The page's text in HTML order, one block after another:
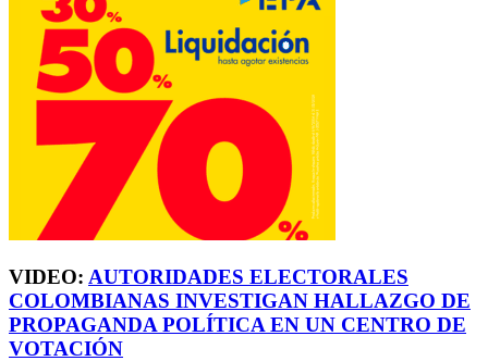
VIDEO: AUTORIDADES ELECTORALES
COLOMBIANAS INVESTIGAN HALLAZGO DE
PROPAGANDA POLÍTICA EN UN CENTRO DE
VOTACIÓN